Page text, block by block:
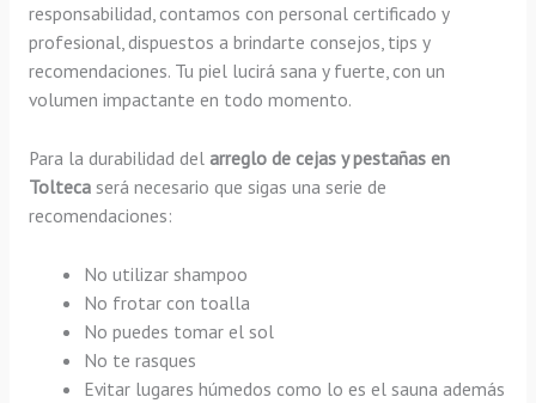
responsabilidad, contamos con personal certificado y
profesional, dispuestos a brindarte consejos, tips y
recomendaciones. Tu piel lucirá sana y fuerte, con un
volumen impactante en todo momento.
Para la durabilidad del arreglo de cejas y pestañas en
Tolteca será necesario que sigas una serie de
recomendaciones:
No utilizar shampoo
No frotar con toalla
No puedes tomar el sol
No te rasques
Evitar lugares húmedos como lo es el sauna además